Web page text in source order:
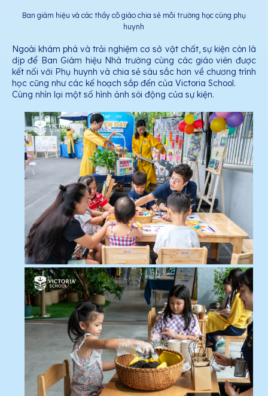
Ban giám hiệu và các thầy cô giáo chia sẻ môi trường học cùng phụ
huynh
Ngoài khám phá và trải nghiệm cơ sở vật chất, sự kiện còn là
dịp để Ban Giám hiệu Nhà trường cùng các giáo viên được
kết nối với Phụ huynh và chia sẻ sâu sắc hơn về chương trình
học cũng như các kế hoạch sắp đến của Victoria School.
Cùng nhìn lại một số hình ảnh sôi động của sự kiện.